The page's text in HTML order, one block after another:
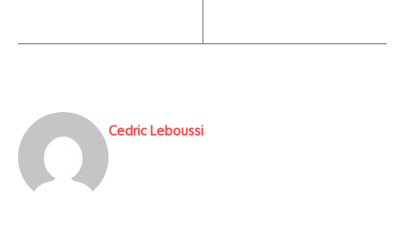
Cedric Leboussi